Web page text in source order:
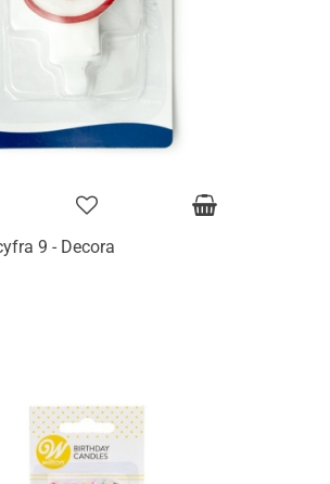
9 - Decora